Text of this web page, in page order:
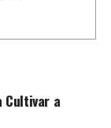
Cultivar a